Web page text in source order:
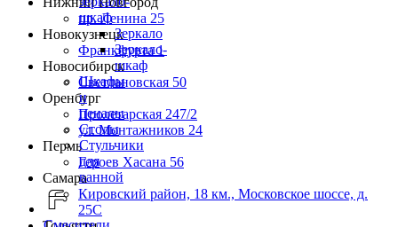
шкаф
Зеркало
Зеркало-
шкаф
Шкафы
и
пеналы
Столы
Стульчики
для
ванной
пр. Ленина 25
Новокузнецк
Франкфурта 1
Новосибирск
Светлановская 50
Оренбург
Пролетарская 247/2
ул. Монтажников 24
Пермь
Героев Хасана 56
Самара
Кировский район, 18 км., Московское шоссе, д.
25С